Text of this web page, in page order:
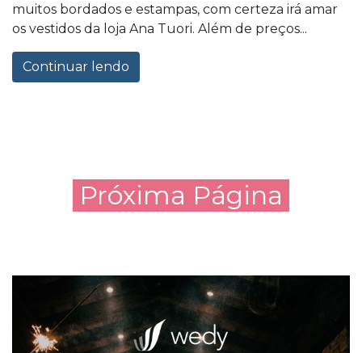
muitos bordados e estampas, com certeza irá amar
os vestidos da loja Ana Tuori. Além de preços...
Continuar lendo
Próxima Página